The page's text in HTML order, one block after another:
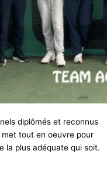
diplômés et reconnus
tout en oeuvre pour
la plus adéquate qui soit.